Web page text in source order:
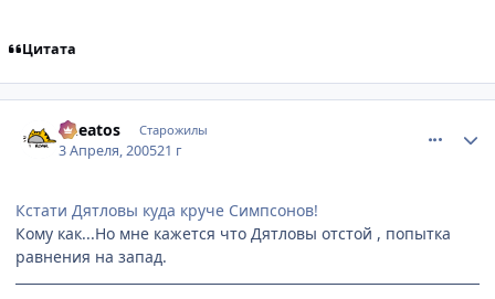
Цитата
Cheatos Старожилы
3 Апреля, 200521 г
Кстати Дятловы куда круче Симпсонов!
Кому как...Но мне кажется что Дятловы отстой , попытка
равнения на запад.